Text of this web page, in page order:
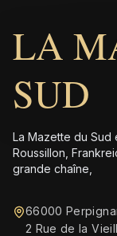
LA
SUD
La Mazette du Sud
Roussillon,
grande chaîne,
66000
2 Rue de la